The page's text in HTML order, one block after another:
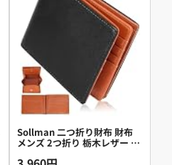
Sollman 二つ折り財布 財布
メンズ 2つ折り 栃木レザー 本